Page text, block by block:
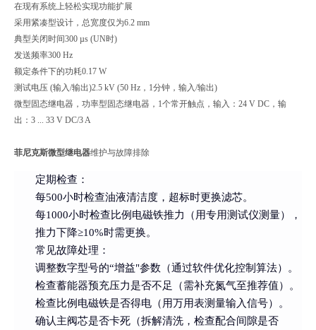
在现有系统上轻松实现功能扩展
采用紧凑型设计，总宽度仅为6.2 mm
典型关闭时间300 µs (UN时)
发送频率300 Hz
额定条件下的功耗0.17 W
测试电压 (输入/输出)2.5 kV (50 Hz，1分钟，输入/输出)
微型固态继电器，功率型固态继电器，1个常开触点，输入：24 V DC，输
出：3 ... 33 V DC/3 A
菲尼克斯微型继电器维护与故障排除
定期检查 ：
每500小时检查油液清洁度，超标时更换滤芯。
每1000小时检查比例电磁铁推力（用专用测试仪测量），
推力下降≥10%时需更换。
常见故障处理 ：
调整数字型号的“增益"参数（通过软件优化控制算法）。
检查蓄能器预充压力是否不足（需补充氮气至推荐值）。
检查比例电磁铁是否得电（用万用表测量输入信号）。
确认主阀芯是否卡死（拆解清洗，检查配合间隙是否